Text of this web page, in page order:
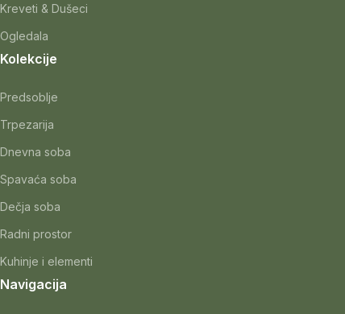
Kreveti & Dušeci
Ogledala
Kolekcije
Predsoblje
Trpezarija
Dnevna soba
Spavaća soba
Dečja soba
Radni prostor
Kuhinje i elementi
Navigacija